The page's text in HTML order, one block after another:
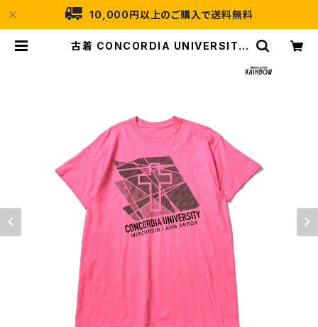
10,000円以上のご購入で送料無料
古着 CONCORDIA UNIVERSITY
ンク (ttu2604050) | 古着屋RAIN